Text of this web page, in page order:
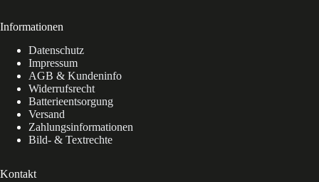
Informationen
Datenschutz
Impressum
AGB & Kundeninfo
Widerrufsrecht
Batterieentsorgung
Versand
Zahlungsinformationen
Bild- & Textrechte
Kontakt